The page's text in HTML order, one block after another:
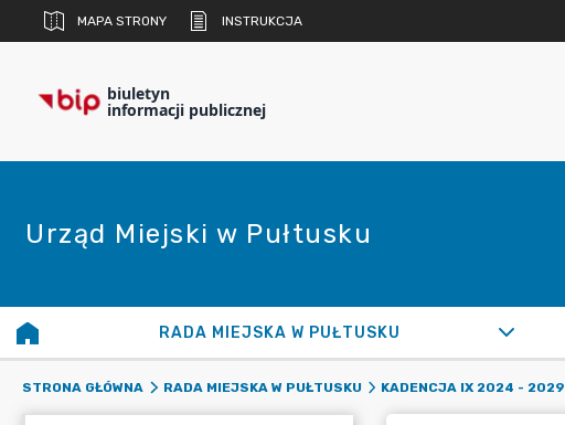
MAPA STRONY INSTRUKCJA
biuletyn
informacji publicznej
Urząd Miejski w Pułtusku
RADA MIEJSKA W PUŁTUSKU
STRONA GŁÓWNA RADA MIEJSKA W PUŁTUSKU KADENCJA IX 2024 - 2029